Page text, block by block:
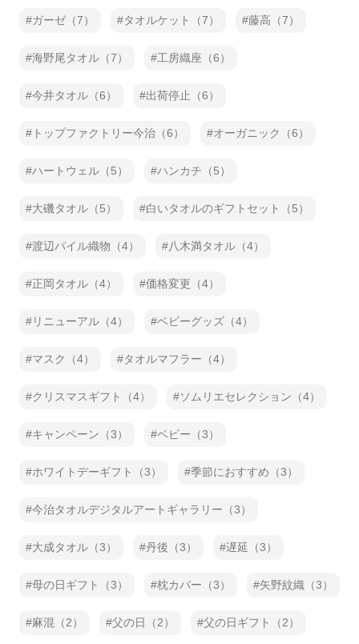
ガーゼ（7） タオルケット（7） 藤高（7）
海野尾タオル（7） 工房織座（6）
今井タオル（6） 出荷停止（6）
トップファクトリー今治（6） オーガニック（6）
ハートウェル（5） ハンカチ（5）
大磯タオル（5） 白いタオルのギフトセット（5）
渡辺パイル織物（4） 八木満タオル（4）
正岡タオル（4） 価格変更（4）
リニューアル（4） ベビーグッズ（4）
マスク（4） タオルマフラー（4）
クリスマスギフト（4） ソムリエセレクション（4）
キャンペーン（3） ベビー（3）
ホワイトデーギフト（3） 季節におすすめ（3）
今治タオルデジタルアートギャラリー（3）
大成タオル（3） 丹後（3） 遅延（3）
母の日ギフト（3） 枕カバー（3） 矢野紋織（3）
麻混（2） 父の日（2） 父の日ギフト（2）